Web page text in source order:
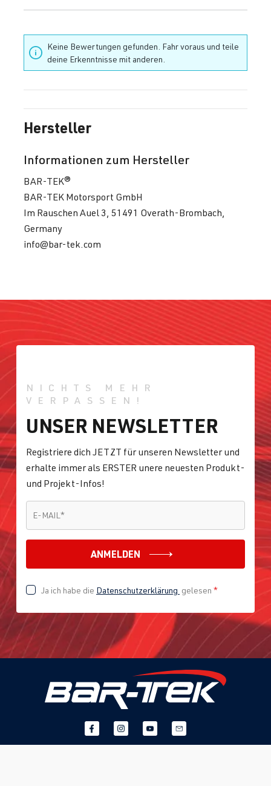
Keine Bewertungen gefunden. Fahr voraus und teile
deine Erkenntnisse mit anderen.
Hersteller
Informationen zum Hersteller
BAR-TEK®
BAR-TEK Motorsport GmbH
Im Rauschen Auel 3, 51491 Overath-Brombach,
Germany
info@bar-tek.com
NICHTS MEHR
VERPASSEN!
UNSER NEWSLETTER
Registriere dich JETZT für unseren Newsletter und
erhalte immer als ERSTER unere neuesten Produkt-
und Projekt-Infos!
E-MAIL *
ANMELDEN
Ja ich habe die Datenschutzerklärung gelesen *